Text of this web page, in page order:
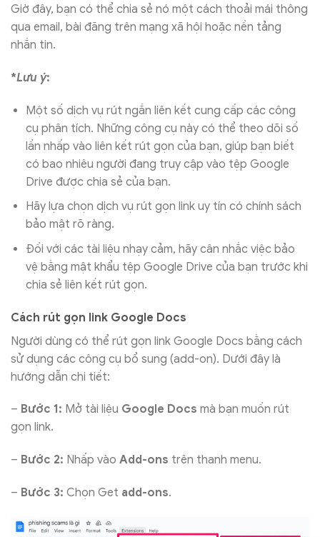
Giờ đây, bạn có thể chia sẻ nó một cách thoải mái thông
qua email, bài đăng trên mạng xã hội hoặc nền tảng
nhắn tin.
*Lưu ý:
Một số dịch vụ rút ngắn liên kết cung cấp các công
cụ phân tích. Những công cụ này có thể theo dõi số
lần nhấp vào liên kết rút gọn của bạn, giúp bạn biết
có bao nhiêu người đang truy cập vào tệp Google
Drive được chia sẻ của bạn.
Hãy lựa chọn dịch vụ rút gọn link uy tín có chính sách
bảo mật rõ ràng.
Đối với các tài liệu nhạy cảm, hãy cân nhắc việc bảo
vệ bằng mật khẩu tệp Google Drive của bạn trước khi
chia sẻ liên kết rút gọn.
Cách rút gọn link Google Docs
Người dùng có thể rút gọn link Google Docs bằng cách
sử dụng các công cụ bổ sung (add-on). Dưới đây là
hướng dẫn chi tiết:
– Bước 1: Mở tài liệu Google Docs mà bạn muốn rút
gọn link.
– Bước 2: Nhấp vào Add-ons trên thanh menu.
– Bước 3: Chọn Get add-ons.